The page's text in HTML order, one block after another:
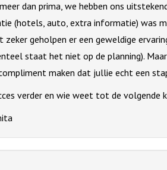
dan prima, we hebben ons
(hotels, auto, extra informatie) was
geholpen er een geweldige
staat het niet op de planning).
maken dat jullie echt een
verder en wie weet tot de volgende